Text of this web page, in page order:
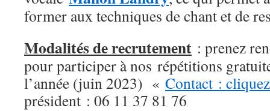
former aux techniques de chant et de
Modalités de recrutement : prenez
pour participer à nos répétitions
l’année (juin 2023) « Contact :
président : 06 11 37 81 76